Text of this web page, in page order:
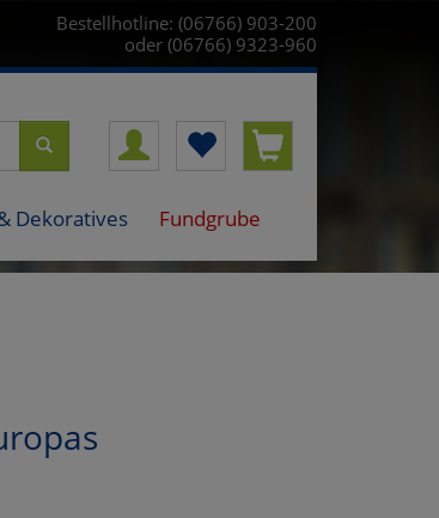
Bestellhotline: (06766) 903-200
oder (06766) 9323-960
Dekoratives Fundgrube